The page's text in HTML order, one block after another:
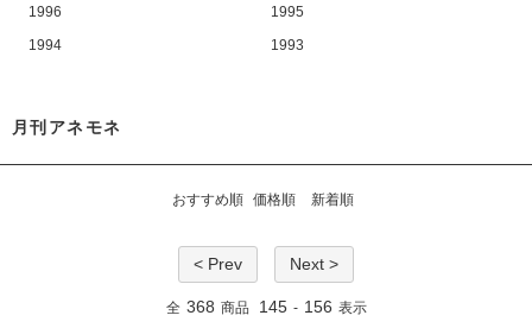
1996
1995
1994
1993
月刊アネモネ
おすすめ順 価格順 新着順
< Prev Next >
全 368 商品 145 - 156 表示